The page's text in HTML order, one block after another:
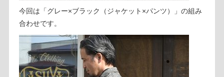
今回は「グレー×ブラック（ジャケット×パンツ）」の組み
合わせです。